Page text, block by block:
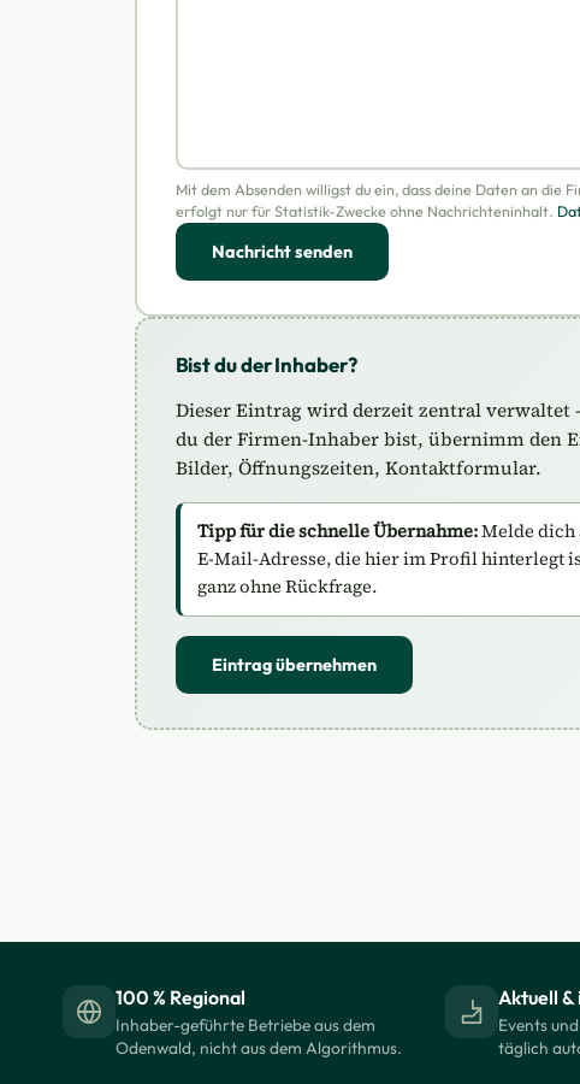
Mit dem Absenden willigst du ein, dass deine Daten an die
erfolgt nur für Statistik-Zwecke ohne Nachrichteninhalt.
Nachricht senden
Bist du der Inhaber?
Dieser Eintrag wird derzeit zentral
du der Firmen-Inhaber bist, übernimm den
Bilder, Öffnungszeiten, Kontaktformular.
Tipp für die schnelle Übernahme:Melde dich
E-Mail-Adresse, die hier im Profil hinterlegt
ganz ohne Rückfrage.
Eintrag übernehmen
100 % Regional
Inhaber-geführte Betriebe aus dem
Odenwald, nicht aus dem Algorithmus.
Aktuell &
Events
täglich